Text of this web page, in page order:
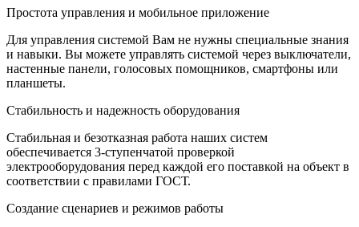
Простота управления и мобильное приложение
Для управления системой Вам не нужны специальные знания
и навыки. Вы можете управлять системой через выключатели,
настенные панели, голосовых помощников, смартфоны или
планшеты.
Стабильность и надежность оборудования
Стабильная и безотказная работа наших систем
обеспечивается 3-ступенчатой проверкой
электрооборудования перед каждой его поставкой на объект в
соответствии с правилами ГОСТ.
Создание сценариев и режимов работы